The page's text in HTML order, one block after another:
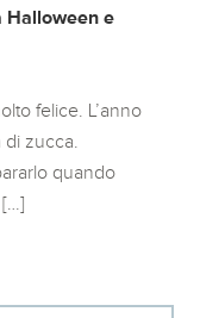
Halloween e
felice. L’anno
zucca.
quando
[…]